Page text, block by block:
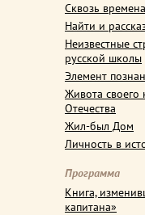
Сквозь времена
Найти и
Неизвестные
русской школы
Элемент
Живота своего
Отечества
Жил-был Дом
Личность в
Программа
Книга,
капитана»